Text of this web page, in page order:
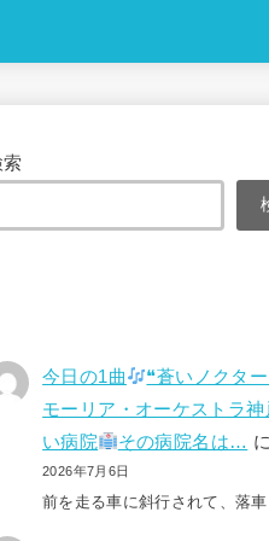
索
今日の1曲 ❝蒼いノクタ
モーリア・オーケストラ神
い病院
その病院名は…
2026年7月6日
前を走る車に斜行されて、落車